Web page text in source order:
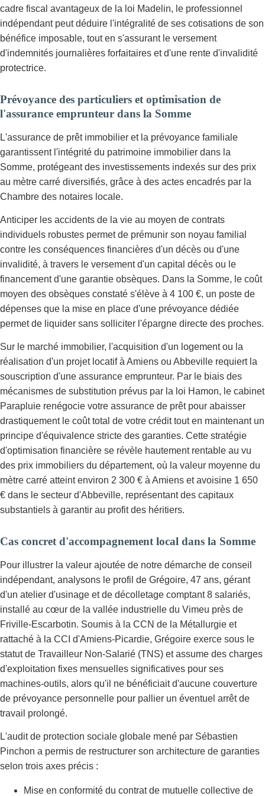
cadre fiscal avantageux de la loi Madelin, le professionnel
indépendant peut déduire l'intégralité de ses cotisations de son
bénéfice imposable, tout en s'assurant le versement
d'indemnités journalières forfaitaires et d'une rente d'invalidité
protectrice.
Prévoyance des particuliers et optimisation de
l'assurance emprunteur dans la Somme
L'assurance de prêt immobilier et la prévoyance familiale
garantissent l'intégrité du patrimoine immobilier dans la
Somme, protégeant des investissements indexés sur des prix
au mètre carré diversifiés, grâce à des actes encadrés par la
Chambre des notaires locale.
Anticiper les accidents de la vie au moyen de contrats
individuels robustes permet de prémunir son noyau familial
contre les conséquences financières d'un décès ou d'une
invalidité, à travers le versement d'un capital décès ou le
financement d'une garantie obsèques. Dans la Somme, le coût
moyen des obsèques constaté s'élève à 4 100 €, un poste de
dépenses que la mise en place d'une prévoyance dédiée
permet de liquider sans solliciter l'épargne directe des proches.
Sur le marché immobilier, l'acquisition d'un logement ou la
réalisation d'un projet locatif à Amiens ou Abbeville requiert la
souscription d'une assurance emprunteur. Par le biais des
mécanismes de substitution prévus par la loi Hamon, le cabinet
Parapluie renégocie votre assurance de prêt pour abaisser
drastiquement le coût total de votre crédit tout en maintenant un
principe d'équivalence stricte des garanties. Cette stratégie
d'optimisation financière se révèle hautement rentable au vu
des prix immobiliers du département, où la valeur moyenne du
mètre carré atteint environ 2 300 € à Amiens et avoisine 1 650
€ dans le secteur d'Abbeville, représentant des capitaux
substantiels à garantir au profit des héritiers.
Cas concret d'accompagnement local dans la Somme
Pour illustrer la valeur ajoutée de notre démarche de conseil
indépendant, analysons le profil de Grégoire, 47 ans, gérant
d'un atelier d'usinage et de décolletage comptant 8 salariés,
installé au cœur de la vallée industrielle du Vimeu près de
Friville-Escarbotin. Soumis à la CCN de la Métallurgie et
rattaché à la CCI d'Amiens-Picardie, Grégoire exerce sous le
statut de Travailleur Non-Salarié (TNS) et assume des charges
d'exploitation fixes mensuelles significatives pour ses
machines-outils, alors qu'il ne bénéficiait d'aucune couverture
de prévoyance personnelle pour pallier un éventuel arrêt de
travail prolongé.
L'audit de protection sociale globale mené par Sébastien
Pinchon a permis de restructurer son architecture de garanties
selon trois axes précis :
Mise en conformité du contrat de mutuelle collective de